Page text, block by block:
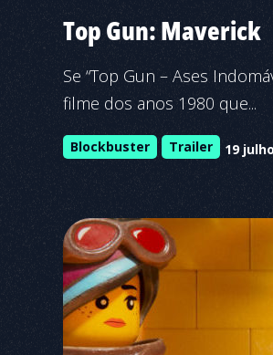
Top Gun: Maverick
Se “Top Gun – Ases
filme dos anos 1980 que...
Blockbuster Trailer 19